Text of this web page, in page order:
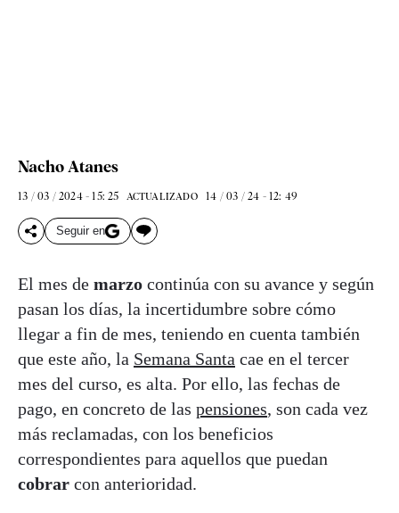
Nacho Atanes
13 / 03 / 2024 - 15: 25 ACTUALIZADO 14 / 03 / 24 - 12: 49
Seguir en
El mes de marzo continúa con su avance y según
pasan los días, la incertidumbre sobre cómo
llegar a fin de mes, teniendo en cuenta también
que este año, la Semana Santa cae en el tercer
mes del curso, es alta. Por ello, las fechas de
pago, en concreto de las pensiones, son cada vez
más reclamadas, con los beneficios
correspondientes para aquellos que puedan
cobrar con anterioridad.